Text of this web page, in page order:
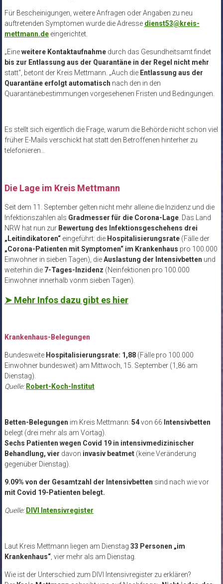
Für Bescheinigungen, weitere Anfragen oder Angaben zu neu
auftretenden Symptomen wurde die Adresse dienst53@kreis-
mettmann.deeingerichtet.
„Eineweitere Kontaktaufnahmedurch das Gesundheitsamt findet
bis zur Entlassung aus der Quarantäne in der Regel nicht mehr
statt“, betont der Kreis Mettmann. „Auch die Entlassung aus der
Quarantäne erfolgt automatisch nach den in den
Quarantänebestimmungen vorgesehenen Fristen und Bedingungen.
Es stellt sich eigentlich die Frage, warum die Behörde nicht schon viel
früher E-Mails verschickt hat statt den Betroffenen hinterher zu
telefonieren…
Die Lage im Kreis Mettmann
Seit dem 11. September gelten nicht mehr alleine die Inzidenz und die
Infektionszahlen als Gradmesser für die Corona-Lage. Das Land
NRW hat nun zurBewertung des Infektionsgeschehens drei
„Leitindikatoren“eingeführt: die Hospitalisierungsrate (Fälle der
„Corona-Patienten mit Symptomen“ im Krankenhaus pro 100.000
Einwohner in sieben Tagen), dieAuslastung der Intensivbetten und
weiterhin die 7-Tages-Inzidenz (Neinfektionen pro 100.000
Einwohner innerhalb vonm sieben Tagen).
➤ Mehr Infos dazu gibt es hier
Krankenhaus-Belegungen
Bundesweite Hospitalisierungsrate: 1,88(Fälle pro 100.000
Einwohner bundesweit) am Mittwoch, 15. September (1,86 am
Dienstag).
Quelle: Robert-Koch-Institut
Betten-Belegungen im Kreis Mettmann: 54von 66 Intensivbetten
belegt (drei mehr als am Vortag).
Sechs Patienten wegen Covid 19 in intensivmedizinischer
Behandlung, vier davon invasiv beatmet (keine Veränderung
gegenüber Dienstag).
9.09% von der Gesamtzahl der Intensivbetten sind nach wie vor
mit Covid 19-Patienten belegt.
Quelle: DIVI Intensivregister
Laut Kreis Mettmann liegen am Dienstag 33 Personen „im
Krankenhaus“, vier mehr als am Dienstag.
Wie ist der Unterschied zum DIVI Intensivregister zu erklären?